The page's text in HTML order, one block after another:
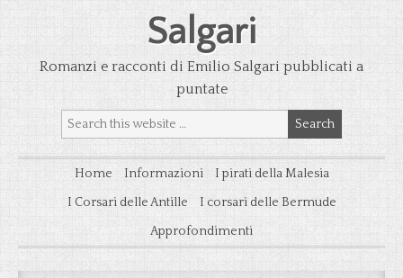
Salgari
Romanzi e racconti di Emilio Salgari pubblicati a
puntate
Home Informazioni
I pirati della Malesia
I Corsari delle Antille
I corsari delle Bermude
Approfondimenti